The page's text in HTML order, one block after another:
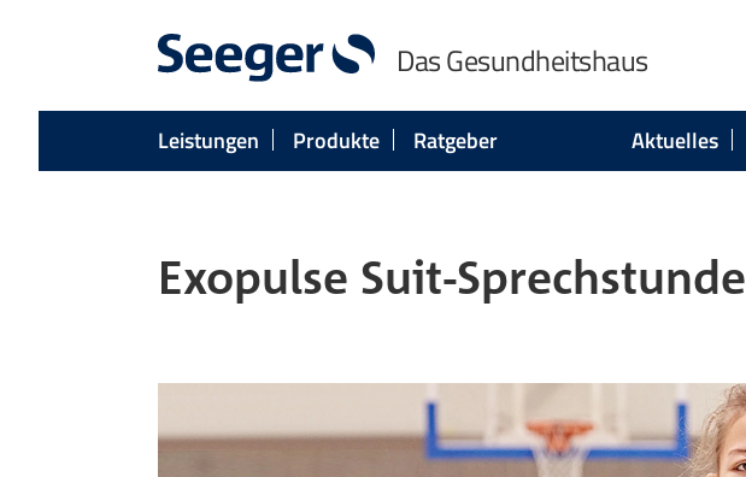
Das Gesundheitshaus
Leistungen Produkte Ratgeber Aktuelles
Exopulse Suit-Sprechstunde